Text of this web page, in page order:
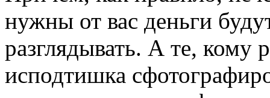
нужны от вас деньги
разглядывать. А те, кому
исподтишка